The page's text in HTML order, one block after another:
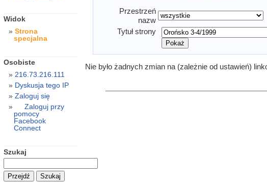
Przestrzeń
nazw
Tytuł strony
Nie było żadnych zmian na (zależnie od ustawień)
Widok
Strona
specjalna
Osobiste
216.73.216.111
Dyskusja tego IP
Zaloguj się
Zaloguj przy
pomocy
Facebook
Connect
Szukaj